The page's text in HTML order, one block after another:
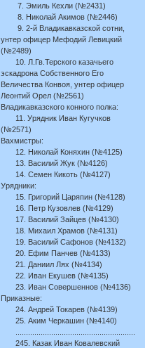
7. Эмиль Кехли (№2431)
8. Николай Акимов (№2446)
9. 2-й Владикавказской сотни,
унтер офицер Мефодий Левицкий
(№2489)
10. Л.Гв.Терского казачьего
эскадрона Собственного Его
Величества Конвоя, унтер офицер
Леонтий Орел (№2561)
Владикавказского конного полка:
11. Урядник Иван Кугучков
(№2571)
Вахмистры:
12. Николай Коняхин (№4125)
13. Василий Жук (№4126)
14. Семен Кикоть (№4127)
Урядники:
15. Григорий Царяпин (№4128)
16. Петр Кузовлев (№4129)
17. Василий Зайцев (№4130)
18. Михаил Храмов (№4131)
19. Василий Сафонов (№4132)
20. Ефим Панчев (№4133)
21. Даниил Лях (№4134)
22. Иван Екушев (№4135)
23. Иван Совершеннов (№4136)
Приказные:
24. Андрей Токарев (№4139)
25. Аким Черкашин (№4140)
245. Казак Иван Ковалевский